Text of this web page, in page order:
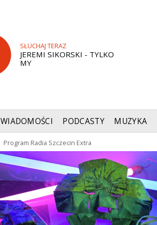
SŁUCHAJ TERAZ
JEREMI SIKORSKI - TYLKO
MY
WIADOMOŚCI PODCASTY MUZYKA
Program Radia Szczecin Extra